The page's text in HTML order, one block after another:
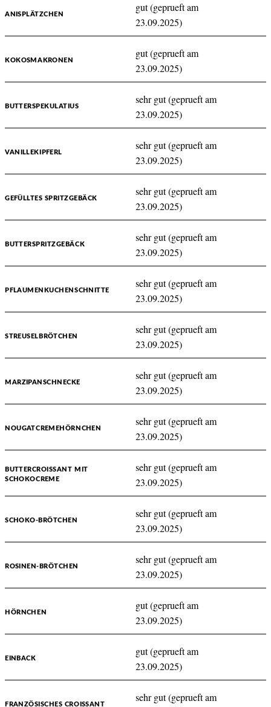
ANISPLÄTZCHEN
gut (geprueft am
23.09.2025)
KOKOSMAKRONEN
gut (geprueft am
23.09.2025)
BUTTERSPEKULATIUS
sehr gut (geprueft am
23.09.2025)
VANILLEKIPFERL
sehr gut (geprueft am
23.09.2025)
GEFÜLLTES SPRITZGEBÄCK
sehr gut (geprueft am
23.09.2025)
BUTTERSPRITZGEBÄCK
sehr gut (geprueft am
23.09.2025)
PFLAUMENKUCHENSCHNITTE
sehr gut (geprueft am
23.09.2025)
STREUSELBRÖTCHEN
sehr gut (geprueft am
23.09.2025)
MARZIPANSCHNECKE
sehr gut (geprueft am
23.09.2025)
NOUGATCREMEHÖRNCHEN
sehr gut (geprueft am
23.09.2025)
BUTTERCROISSANT MIT
SCHOKOCREME
sehr gut (geprueft am
23.09.2025)
SCHOKO-BRÖTCHEN
sehr gut (geprueft am
23.09.2025)
ROSINEN-BRÖTCHEN
sehr gut (geprueft am
23.09.2025)
HÖRNCHEN
gut (geprueft am
23.09.2025)
EINBACK
gut (geprueft am
23.09.2025)
FRANZÖSISCHES CROISSANT
sehr gut (geprueft am